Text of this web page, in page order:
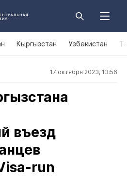
Кыргызстан Узбекистан
17 октября 2023, 13:56
въезд